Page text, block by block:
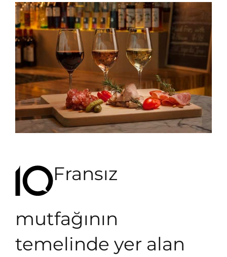
Fransız
mutfağının
temelinde yer alan